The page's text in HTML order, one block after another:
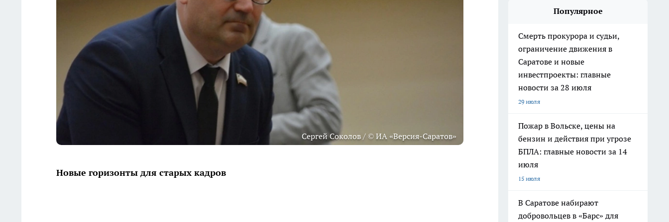
Сергей Соколов / © ИА «Версия-Саратов»
Новые горизонты для старых кадров
Популярное
Смерть прокурора и судьи,
ограничение движения в
Саратове и новые
инвестпроекты: главные
новости за 28 июля
29 июля
Пожар в Вольске, цены на
бензин и действия при угрозе
БПЛА: главные новости за 14
июля
15 июля
В Саратове набирают
добровольцев в «Барс» для